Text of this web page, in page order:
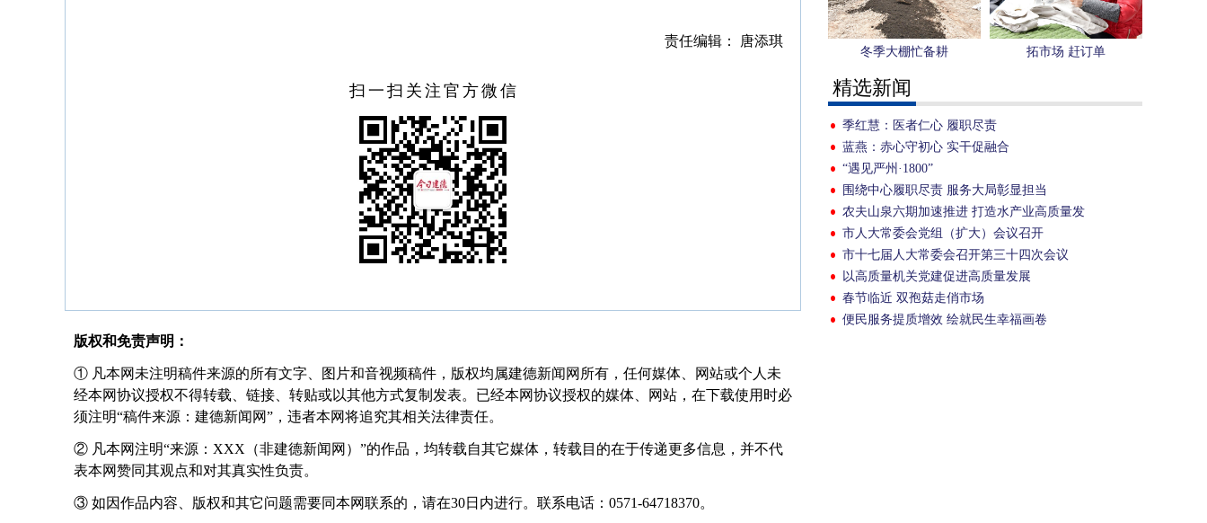
冬季大棚忙备耕 拓市场 赶订单
精选新闻
季红慧：医者仁心 履职尽责
蓝燕：赤心守初心 实干促融合
“遇见严州·1800”
围绕中心履职尽责 服务大局彰显担当
农夫山泉六期加速推进 打造水产业高质量发
展新引擎
市人大常委会党组（扩大）会议召开
市十七届人大常委会召开第三十四次会议
以高质量机关党建促进高质量发展
春节临近 双孢菇走俏市场
便民服务提质增效 绘就民生幸福画卷
责任编辑： 唐添琪
扫一扫关注官方微信
版权和免责声明：
① 凡本网未注明稿件来源的所有文字、图片和音视频稿件，版权均属建德新闻网所有，任何媒体、网站或个人未
经本网协议授权不得转载、链接、转贴或以其他方式复制发表。已经本网协议授权的媒体、网站，在下载使用时必
须注明“稿件来源：建德新闻网”，违者本网将追究其相关法律责任。
② 凡本网注明“来源：XXX（非建德新闻网）”的作品，均转载自其它媒体，转载目的在于传递更多信息，并不代
表本网赞同其观点和对其真实性负责。
③ 如因作品内容、版权和其它问题需要同本网联系的，请在30日内进行。联系电话：0571-64718370。